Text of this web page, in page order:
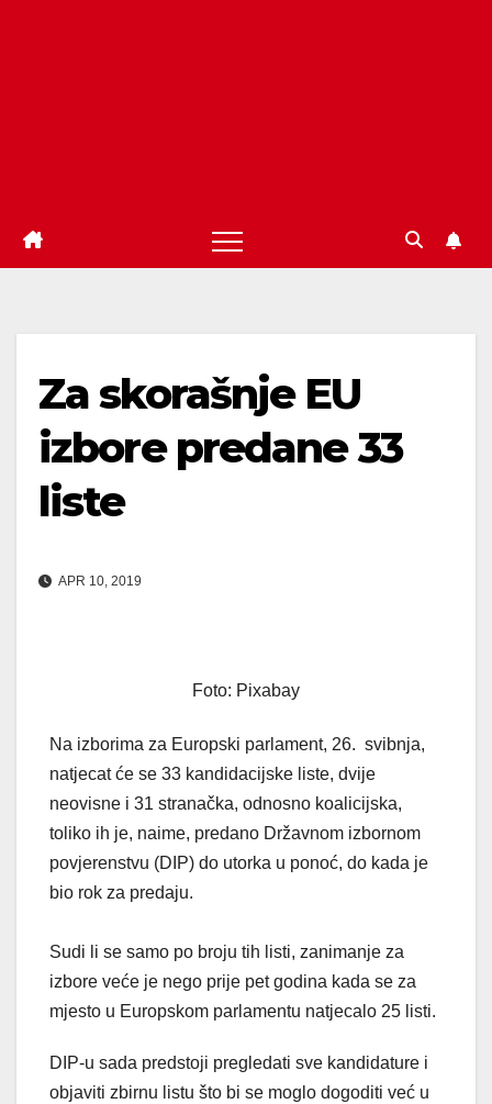
Za skorašnje EU
izbore predane 33
liste
APR 10, 2019
Foto: Pixabay
Na izborima za Europski parlament, 26. svibnja,
natjecat će se 33 kandidacijske liste, dvije
neovisne i 31 stranačka, odnosno koalicijska,
toliko ih je, naime, predano Državnom izbornom
povjerenstvu (DIP) do utorka u ponoć, do kada je
bio rok za predaju.
Sudi li se samo po broju tih listi, zanimanje za
izbore veće je nego prije pet godina kada se za
mjesto u Europskom parlamentu natjecalo 25 listi.
DIP-u sada predstoji pregledati sve kandidature i
objaviti zbirnu listu što bi se moglo dogoditi već u